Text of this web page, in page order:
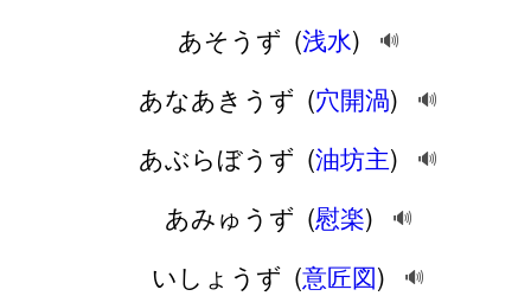
あそうず (浅水) 🔊
あなあきうず (穴開渦) 🔊
あぶらぼうず (油坊主) 🔊
あみゅうず (慰楽) 🔊
いしょうず (意匠図) 🔊